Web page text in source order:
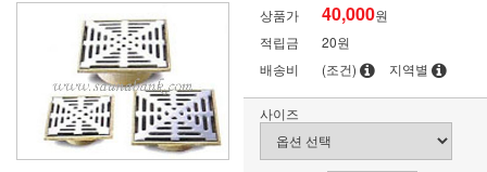
상품가 40,000원
적립금
20원
배송비
(조건) 지역별
사이즈